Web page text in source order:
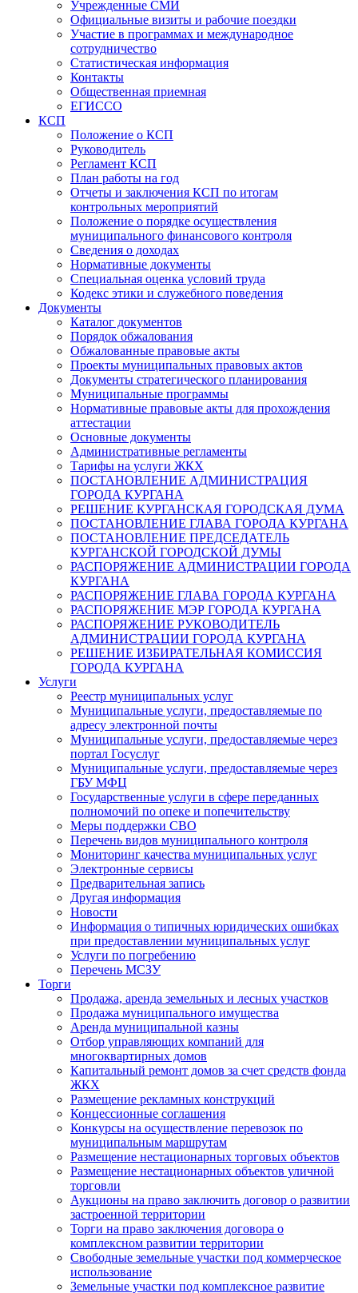
Учрежденные СМИ
Официальные визиты и рабочие поездки
Участие в программах и международное
сотрудничество
Статистическая информация
Контакты
Общественная приемная
ЕГИССО
КСП
Положение о КСП
Руководитель
Регламент КСП
План работы на год
Отчеты и заключения КСП по итогам
контрольных мероприятий
Положение о порядке осуществления
муниципального финансового контроля
Сведения о доходах
Нормативные документы
Специальная оценка условий труда
Кодекс этики и служебного поведения
Документы
Каталог документов
Порядок обжалования
Обжалованные правовые акты
Проекты муниципальных правовых актов
Документы стратегического планирования
Муниципальные программы
Нормативные правовые акты для прохождения
аттестации
Основные документы
Административные регламенты
Тарифы на услуги ЖКХ
ПОСТАНОВЛЕНИЕ АДМИНИСТРАЦИЯ
ГОРОДА КУРГАНА
РЕШЕНИЕ КУРГАНСКАЯ ГОРОДСКАЯ ДУМА
ПОСТАНОВЛЕНИЕ ГЛАВА ГОРОДА КУРГАНА
ПОСТАНОВЛЕНИЕ ПРЕДСЕДАТЕЛЬ
КУРГАНСКОЙ ГОРОДСКОЙ ДУМЫ
РАСПОРЯЖЕНИЕ АДМИНИСТРАЦИИ ГОРОДА
КУРГАНА
РАСПОРЯЖЕНИЕ ГЛАВА ГОРОДА КУРГАНА
РАСПОРЯЖЕНИЕ МЭР ГОРОДА КУРГАНА
РАСПОРЯЖЕНИЕ РУКОВОДИТЕЛЬ
АДМИНИСТРАЦИИ ГОРОДА КУРГАНА
РЕШЕНИЕ ИЗБИРАТЕЛЬНАЯ КОМИССИЯ
ГОРОДА КУРГАНА
Услуги
Реестр муниципальных услуг
Муниципальные услуги, предоставляемые по
адресу электронной почты
Муниципальные услуги, предоставляемые через
портал Госуслуг
Муниципальные услуги, предоставляемые через
ГБУ МФЦ
Государственные услуги в сфере переданных
полномочий по опеке и попечительству
Меры поддержки СВО
Перечень видов муниципального контроля
Мониторинг качества муниципальных услуг
Электронные сервисы
Предварительная запись
Другая информация
Новости
Информация о типичных юридических ошибках
при предоставлении муниципальных услуг
Услуги по погребению
Перечень МСЗУ
Торги
Продажа, аренда земельных и лесных участков
Продажа муниципального имущества
Аренда муниципальной казны
Отбор управляющих компаний для
многоквартирных домов
Капитальный ремонт домов за счет средств фонда
ЖКХ
Размещение рекламных конструкций
Концессионные соглашения
Конкурсы на осуществление перевозок по
муниципальным маршрутам
Размещение нестационарных торговых объектов
Размещение нестационарных объектов уличной
торговли
Аукционы на право заключить договор о развитии
застроенной территории
Торги на право заключения договора о
комплексном развитии территории
Свободные земельные участки под коммерческое
использование
Земельные участки под комплексное развитие